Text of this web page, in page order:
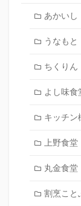
あかいし
うなもと
ちくりん
よし味食
キッチン
上野食堂
丸金食堂
割烹こと